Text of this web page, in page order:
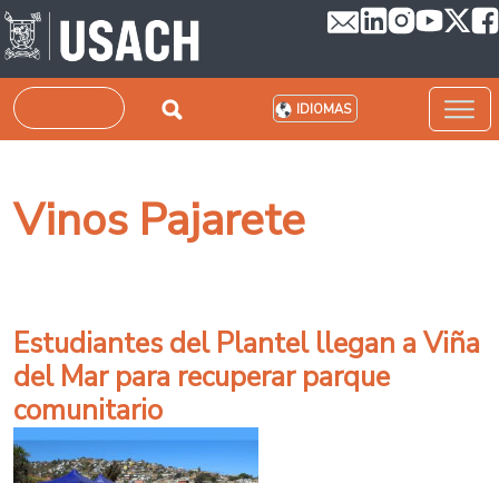
Pasar al contenido principal
Buscar IDIOMAS
Vinos Pajarete
Estudiantes del Plantel llegan a Viña
del Mar para recuperar parque
comunitario